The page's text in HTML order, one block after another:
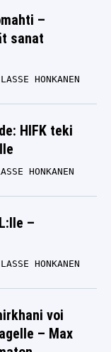
–
sanat
LASSE HONKANEN
HIFK teki
HONKANEN
–
LASSE HONKANEN
voi
– Max